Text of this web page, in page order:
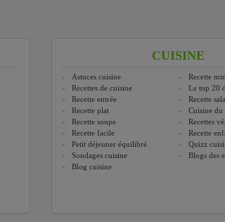
CUISINE
Astuces cuisine
Recette
Recettes de cuisine
Le top 20
Recette entrée
Recette
Recette plat
Cuisine du
Recette soupe
Recettes
Recette facile
Recette
Petit déjeuner équilibré
Quizz
Sondages cuisine
Blogs des
Blog cuisine